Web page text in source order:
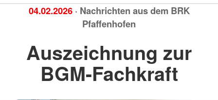
04.02.2026 · Nachrichten aus dem BRK
Pfaffenhofen
Auszeichnung zur
BGM-Fachkraft